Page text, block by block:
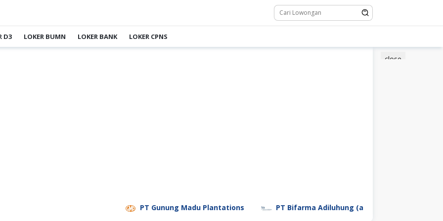
D3 LOKER BUMN LOKER BANK LOKER CPNS
close
PT Gunung Madu Plantations PT Bifarma Adiluhung (a Kalbe Company)